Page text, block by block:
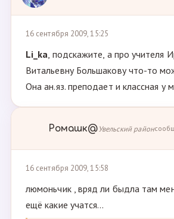
16 сентября 2009, 15:25
Li_ka, подскажите, а про учителя
Витальевну Большакову что-то
Она ан.яз. преподает и классная у
Ромашк@Увельский район
16 сентября 2009, 15:58
люмоньчик , вряд ли быдла там
ещё какие учатся...